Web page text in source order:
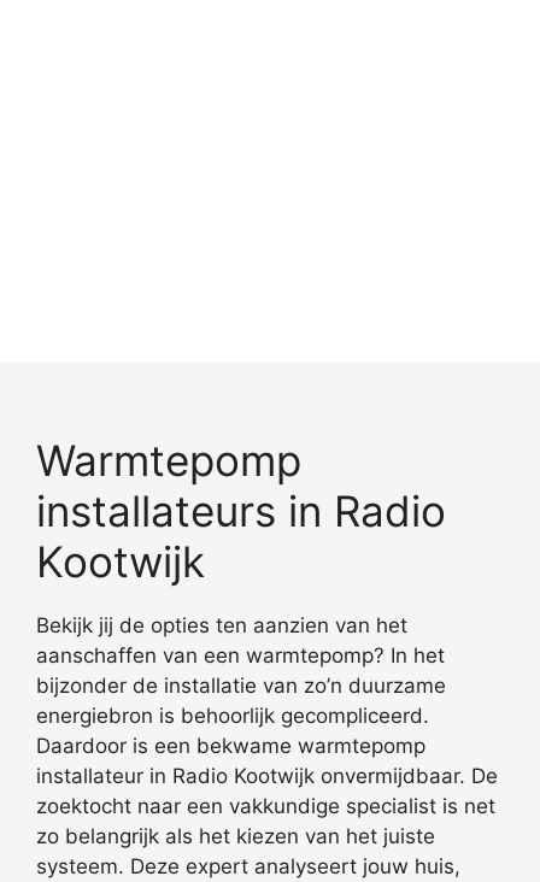
Warmtepomp
installateurs in Radio
Kootwijk
Bekijk jij de opties ten aanzien van het
aanschaffen van een warmtepomp? In het
bijzonder de installatie van zo’n duurzame
energiebron is behoorlijk gecompliceerd.
Daardoor is een bekwame warmtepomp
installateur in Radio Kootwijk onvermijdbaar. De
zoektocht naar een vakkundige specialist is net
zo belangrijk als het kiezen van het juiste
systeem. Deze expert analyseert jouw huis,